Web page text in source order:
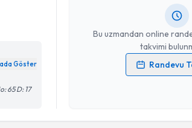
Göster
65 D: 17
Bu uzmandan online
takvimi
Randevu
Kişisel verilerimin işlenmesine